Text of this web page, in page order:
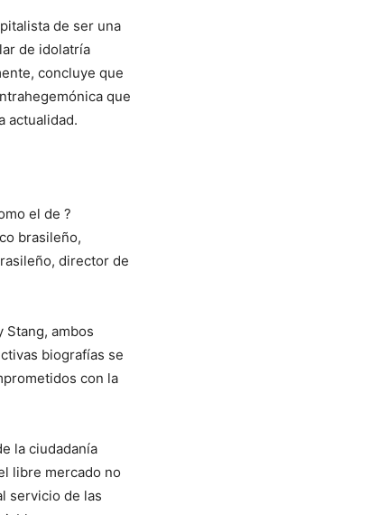
de ser una
de idolatría
concluye que
que
actualidad.
el de ?
brasileño,
director de
Stang, ambos
biografías se
con la
la ciudadanía
libre mercado no
servicio de las